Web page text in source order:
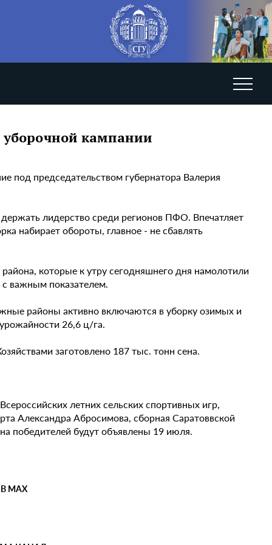
уборочной кампании
под председательством губернатора Валерия
лидерство среди регионов ПФО. Впечатляет
набирает обороты, главное - не сбавлять
которые к утру сегодняшнего дня намолотили
важным показателем.
районы активно включаются в уборку озимых и
26,6 ц/га.
заготовлено 187 тыс. тонн сена.
летних сельских спортивных игр,
Александра Абросимова, сборная Саратоввской
победителей будут объявлены 19 июля.
MAX